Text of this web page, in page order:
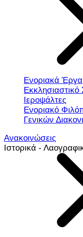
Ενοριακά Έργα
Εκκλησιαστικό
Ιεροψάλτες
Ενοριακό
Γενικών
Ανακοινώσεις
Ιστορικά -